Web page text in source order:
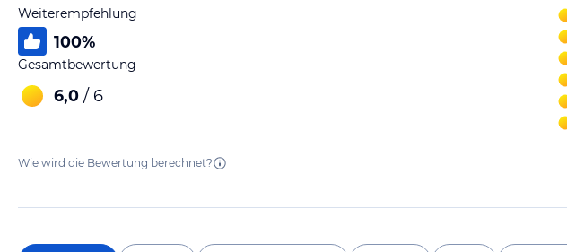
Weiterempfehlung
100%
Gesamtbewertung
6,0 / 6
Wie wird die Bewertung berechnet?